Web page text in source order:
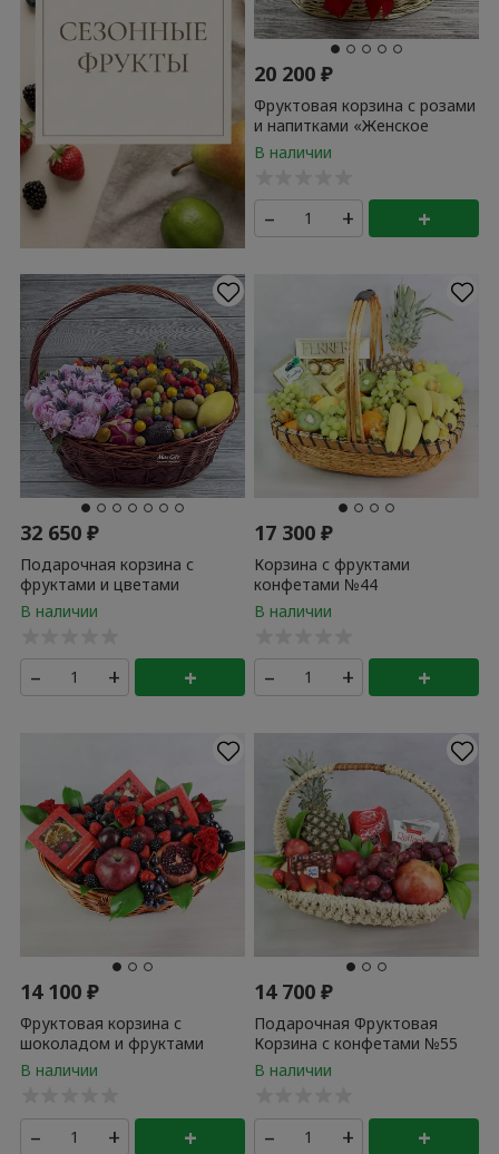
20 200₽
Фруктовая корзина с розами
и напитками «Женское
счастье»
– + +
32 650₽
Подарочная корзина с
фруктами и цветами
«Фруктовое наслаждение»
– + +
17 300₽
Корзина с фруктами
конфетами №44
– + +
14 100₽
Фруктовая корзина с
шоколадом и фруктами
№100
– + +
14 700₽
Подарочная Фруктовая
Корзина с конфетами №55
– + +